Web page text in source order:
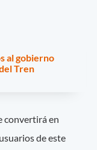
al gobierno
Tren
convertirá en
de este